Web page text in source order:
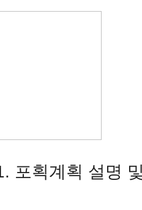
계획 설명 및